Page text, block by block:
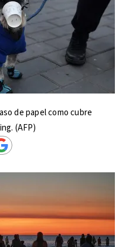
de papel como cubre
(AFP)